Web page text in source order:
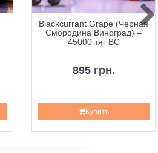
Blackcurrant Grape (Черная
Смородина Виноград) –
45000 тяг BC
895 грн.
Купить